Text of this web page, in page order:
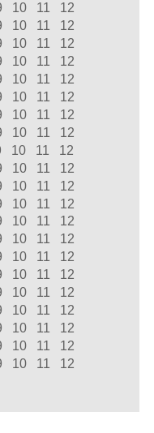
10 11
12
10 11
12
10 11
12
10 11
12
10 11
12
10 11
12
10 11
12
10 11
12
10 11
12
10 11
12
10 11
12
10 11
12
10 11
12
10 11
12
10 11
12
10 11
12
10 11
12
10 11
12
10 11
12
10 11
12
10 11
12